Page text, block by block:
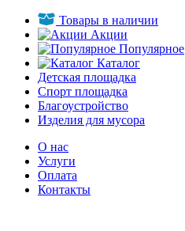
Товары в наличии
Акции
Популярное
Каталог
Детская площадка
Спорт площадка
Благоустройство
Изделия для мусора
О нас
Услуги
Оплата
Контакты